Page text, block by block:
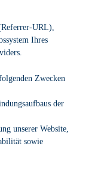
URL),
Ihres
Zwecken
der
unserer Website,
sowie